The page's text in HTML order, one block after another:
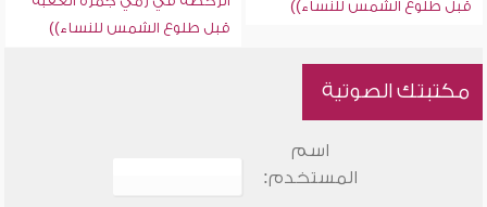
قبل طلوع الشمس للنساء))
قبل طلوع الشمس للنساء))
مكتبتك الصوتية
اسم
المستخدم: